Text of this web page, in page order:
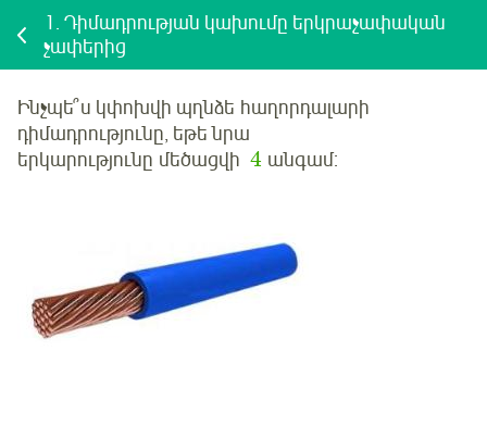
1. Դիմադրության կախումը երկրաչափական
չափերից
Ինչպե՞ս կփոխվի պղնձե հաղորդալարի
դիմադրությունը, եթե նրա
երկարությունը մեծացվի 4 անգամ: